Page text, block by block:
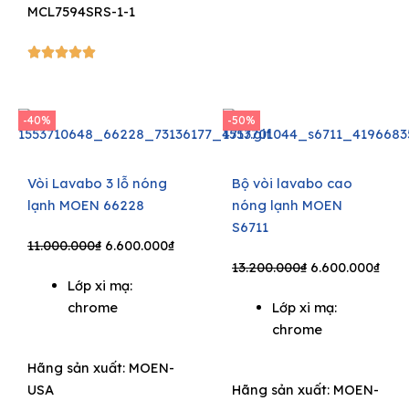
MCL7594SRS-1-1
5/5
-40%
Vòi Lavabo 3 lỗ nóng
lạnh MOEN 66228
11.000.000₫ Original
was:
11.000.000₫.
6.600.000₫Current
Lớp xi mạ:
chrome
Hãng sản xuất: MOEN-
USA
-50%
Bộ vòi lavabo cao
nóng lạnh MOEN
S6711
13.200.000₫ Original
was:
13.200.000₫.
6.600.000₫
Lớp xi mạ:
chrome
Hãng sản xuất: MOEN-